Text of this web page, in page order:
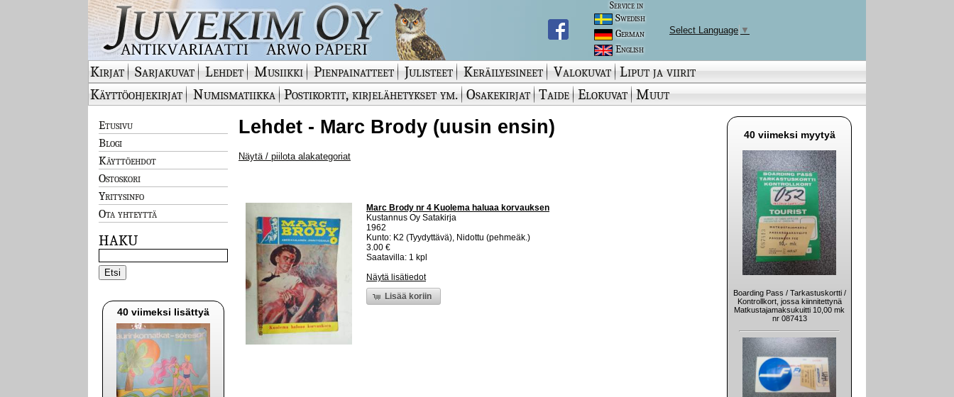
Service in
Swedish
German
English
Select Language ▼
Kirjat Sarjakuvat Lehdet Musiikki Pienpainatteet Julisteet Keräilyesineet Valokuvat Liput ja viirit
Käyttöohjekirjat
Numismatiikka Postikortit, kirjelähetykset ym. Osakekirjat Taide Elokuvat Muut
Etusivu
Blogi
Käyttöehdot
Ostoskori
Yritysinfo
Ota yhteyttä
HAKU
40 viimeksi lisättyä
Lehdet - Marc Brody (uusin ensin)
Näytä / piilota alakategoriat
Marc Brody nr 4 Kuolema haluaa korvauksen
Kustannus Oy Satakirja
1962
Kunto: K2 (Tyydyttävä), Nidottu (pehmeäk.)
3.00 €
Saatavilla: 1 kpl
Näytä lisätiedot
Lisää koriin
40 viimeksi myytyä
Boarding Pass / Tarkastuskortti /
Kontrollkort, jossa kiinnitettynä
Matkustajamaksukuitti 10,00 mk
nr 087413